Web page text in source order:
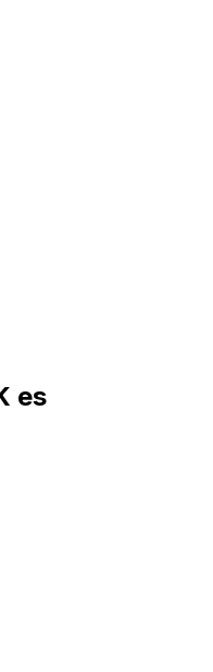
es